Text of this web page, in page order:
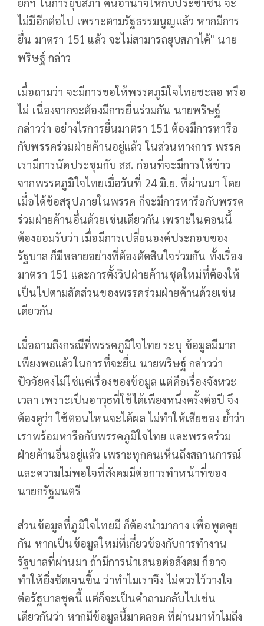
ไม่มีอีกต่อไป เพราะตามรัฐธรรมนูญแล้ว หากมีการ
ยื่น มาตรา 151 แล้ว จะไม่สามารถยุบสภาได้" นาย
พริษฐ์ กล่าว
เมื่อถามว่า จะมีการขอให้พรรคภูมิใจไทยชะลอ หรือ
ไม่ เนื่องจากจะต้องมีการยื่นร่วมกัน นายพริษฐ์
กล่าวว่า อย่างไรการยื่นมาตรา 151 ต้องมีการหารือ
กับพรรคร่วมฝ่ายค้านอยู่แล้ว ในส่วนทางการ พรรค
เรามีการนัดประชุมกับ สส. ก่อนที่จะมีการให้ข่าว
จากพรรคภูมิใจไทยเมื่อวันที่ 24 มิ.ย. ที่ผ่านมา โดย
เมื่อได้ข้อสรุปภายในพรรค ก็จะมีการหารือกับพรรค
ร่วมฝ่ายค้านอื่นด้วยเช่นเดียวกัน เพราะในตอนนี้
ต้องยอมรับว่า เมื่อมีการเปลี่ยนองค์ประกอบของ
รัฐบาล ก็มีหลายอย่างที่ต้องตัดสินใจร่วมกัน ทั้งเรื่อง
มาตรา 151 และการตั้งวิปฝ่ายค้านชุดใหม่ที่ต้องให้
เป็นไปตามสัดส่วนของพรรคร่วมฝ่ายค้านด้วยเช่น
เดียวกัน
เมื่อถามถึงกรณีที่พรรคภูมิใจไทย ระบุ ข้อมูลมีมาก
เพียงพอแล้วในการที่จะยื่น นายพริษฐ์ กล่าวว่า
ปัจจัยคงไม่ใช่แค่เรื่องของข้อมูล แต่คือเรื่องจังหวะ
เวลา เพราะเป็นอาวุธที่ใช้ได้เพียงหนึ่งครั้งต่อปี จึง
ต้องดูว่า ใช้ตอนไหนจะได้ผล ไม่ทำให้เสียของ ย้ำว่า
เราพร้อมหารือกับพรรคภูมิใจไทย และพรรคร่วม
ฝ่ายค้านอื่นอยู่แล้ว เพราะทุกคนเห็นถึงสถานการณ์
และความไม่พอใจที่สังคมมีต่อการทำหน้าที่ของ
นายกรัฐมนตรี
ส่วนข้อมูลที่ภูมิใจไทยมี ก็ต้องนำมากาง เพื่อพูดคุย
กัน หากเป็นข้อมูลใหม่ที่เกี่ยวข้องกับการทำงาน
รัฐบาลที่ผ่านมา ถ้ามีการนำเสนอต่อสังคม ก็อาจ
ทำให้ยิ่งชัดเจนขึ้น ว่าทำไมเราจึง ไม่ควรไว้วางใจ
ต่อรัฐบาลชุดนี้ แต่ก็จะเป็นคำถามกลับไปเช่น
เดียวกันว่า หากมีข้อมูลนี้มาตลอด ที่ผ่านมาทำไมถึง